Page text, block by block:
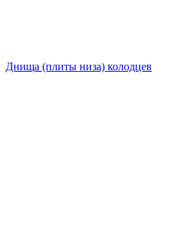
Днища (плиты низа) колодцев